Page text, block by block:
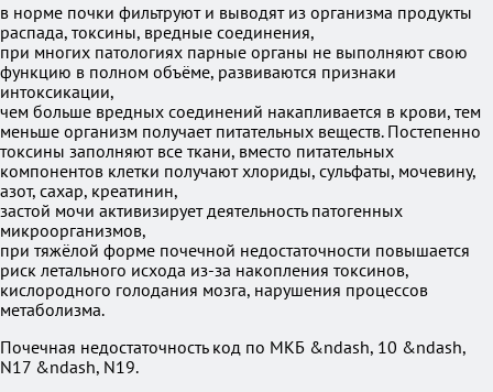
в норме почки фильтруют и выводят из организма продукты
распада, токсины, вредные соединения,
при многих патологиях парные органы не выполняют свою
функцию в полном объёме, развиваются признаки
интоксикации,
чем больше вредных соединений накапливается в крови, тем
меньше организм получает питательных веществ. Постепенно
токсины заполняют все ткани, вместо питательных
компонентов клетки получают хлориды, сульфаты, мочевину,
азот, сахар, креатинин,
застой мочи активизирует деятельность патогенных
микроорганизмов,
при тяжёлой форме почечной недостаточности повышается
риск летального исхода из-за накопления токсинов,
кислородного голодания мозга, нарушения процессов
метаболизма.
Почечная недостаточность код по МКБ &ndash, 10 &ndash,
N17 &ndash, N19.